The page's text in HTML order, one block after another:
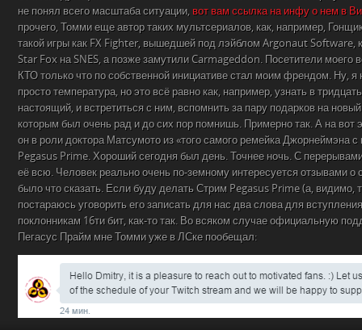
не понял всего масштаба ситуации, вот вам ссылка на инфу о нем в
прочего, Томми еще автор таких мультсериалов, как, например,
такой игры как FX Fighter, вышедшей под лэйблом Argonaut Software,
Star Fox на SNES, а позже замутили Carmageddon. Посетители моего
КТО только что по собственной инициативе стал моим френдом. Ну,
просто температура, но это всё равно как, например, узнать в
настоящий, и встретиться с ним, вспомнить за пару подарков на
которым был очень рад и до сих пор помнишь. Примерно так. А на вот
он в роли доктора Матсумото из «того самого ремейка Джорнеймэна
Pegasus Prime. Хороший сегодня был день. Точнее ночь. С
её всю. Человек реально очень по-земному интересуется отзывами о
было что сказать. Если буду делать Стрим Pegasus Prime (а, видимо,
постараюсь уговорить его записать для нас два слова для
поклонникам 16ти бит, как-то так. Во всяком случае официальную
Пегасус Прайм мне Томми уже в ЛСке пообещал: